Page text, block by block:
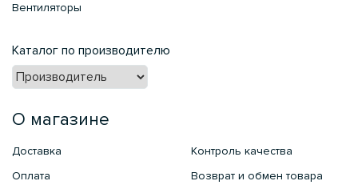
Вентиляторы
Каталог по производителю
О магазине
Доставка
Оплата
Контроль качества
Возврат и обмен товара